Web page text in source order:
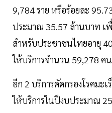
9,784 ราย หรือร้อยละ
ประมาณ 35.57 ล้านบาท เ
สำหรับประชาชนไทยอายุ
ให้บริการจำนวน 59,278 คน
อีก 2 บริการคัดกรองโรคมะ
ให้บริการในปีงบประมาณ